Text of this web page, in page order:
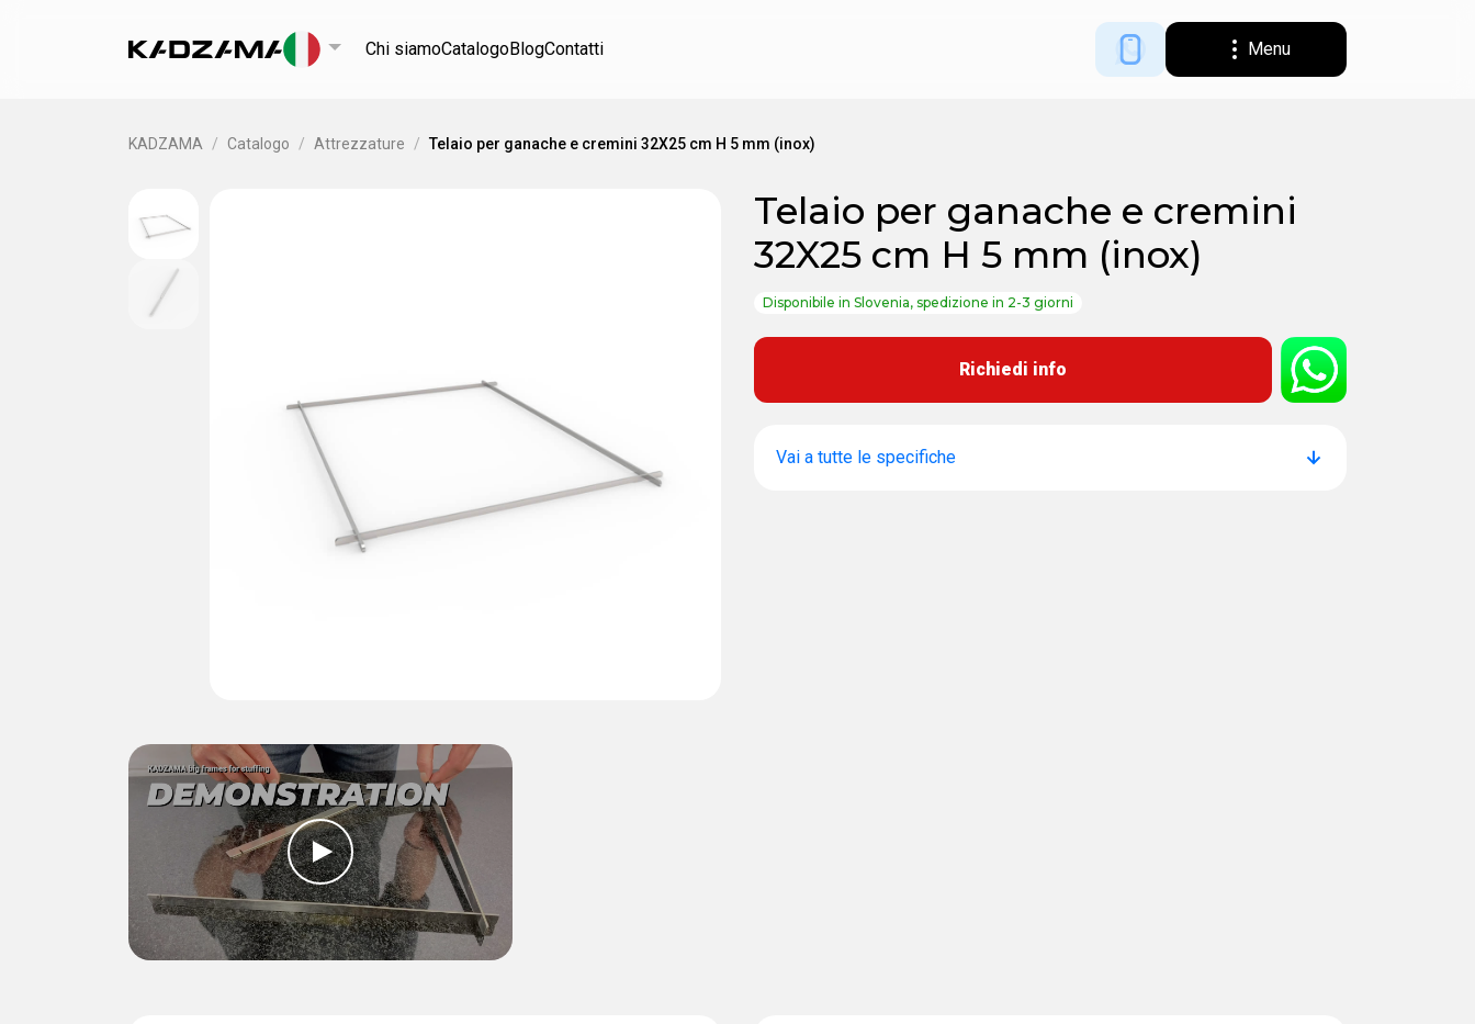
Chi siamoCatalogoBlogContatti Menu
KADZAMA / Catalogo / Attrezzature / Telaio per ganache e cremini 32X25 cm H 5 mm (inox)
Telaio per ganache e cremini
32X25 cm H 5 mm (inox)
Disponibile in Slovenia, spedizione in 2-3 giorni
Richiedi info
Vai a tutte le specifiche